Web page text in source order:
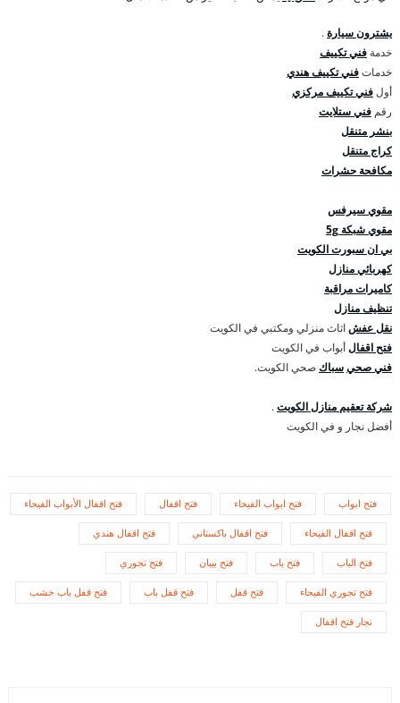
يشترون سيارة.
خدمة فني تكييف
خدماتفني تكييف هندي
أولفني تكييف مركزي
رقم فني ستلايت
بنشر متنقل
كراج متنقل
مكافحة حشرات
مقوي سيرفس
مقوي شبكة 5g
بي ان سبورت الكويت
كهربائي منازل
كاميرات مراقبة
تنظيف منازل
نقل عفشاثاث منزلي ومكتبي في الكويت
فتح اقفالأبواب في الكويت
فني صحيسباك صحي الكويت.
شركة تعقيم منازل الكويت.
أفضل نجار و في الكويت
فتح ابواب فتح ابواب الفيحاء فتح اقفال فتح اقفال الأبواب الفيحاء
فتح اقفال الفيحاء فتح اقفال باكستاني فتح اقفال هندي
فتح الباب فتح باب فتح بيبان فتح تجوري
فتح تجوري الفيحاء فتح قفل فتح قفل باب فتح قفل باب خشب
نجار فتح اقفال